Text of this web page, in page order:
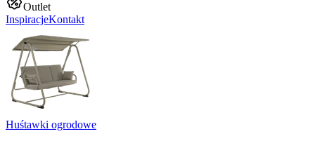
Outlet
InspiracjeKontakt
Huśtawki ogrodowe